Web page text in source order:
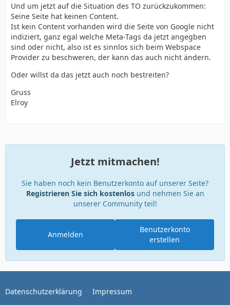
Und um jetzt auf die Situation des TO zurückzukommen:
Seine Seite hat keinen Content.
Ist kein Content vorhanden wird die Seite von Google nicht
indiziert, ganz egal welche Meta-Tags da jetzt angegben
sind oder nicht, also ist es sinnlos sich beim Webspace
Provider zu beschweren, der kann das auch nicht ändern.
Oder willst da das jetzt auch noch bestreiten?
Gruss
Elroy
Jetzt mitmachen!
Sie haben noch kein Benutzerkonto auf unserer Seite?
Registrieren Sie sich kostenlosund nehmen Sie an
unserer Community teil!
Benutzerkonto
erstellen
Anmelden
Datenschutzerklärung Impressum